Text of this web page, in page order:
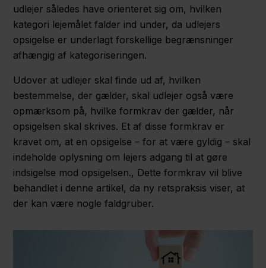
udlejer således have orienteret sig om, hvilken
kategori lejemålet falder ind under, da udlejers
opsigelse er underlagt forskellige begrænsninger
afhængig af kategoriseringen.
Udover at udlejer skal finde ud af, hvilken
bestemmelse, der gælder, skal udlejer også være
opmærksom på, hvilke formkrav der gælder, når
opsigelsen skal skrives. Et af disse formkrav er
kravet om, at en opsigelse – for at være gyldig – skal
indeholde oplysning om lejers adgang til at gøre
indsigelse mod opsigelsen., Dette formkrav vil blive
behandlet i denne artikel, da ny retspraksis viser, at
der kan være nogle faldgruber.